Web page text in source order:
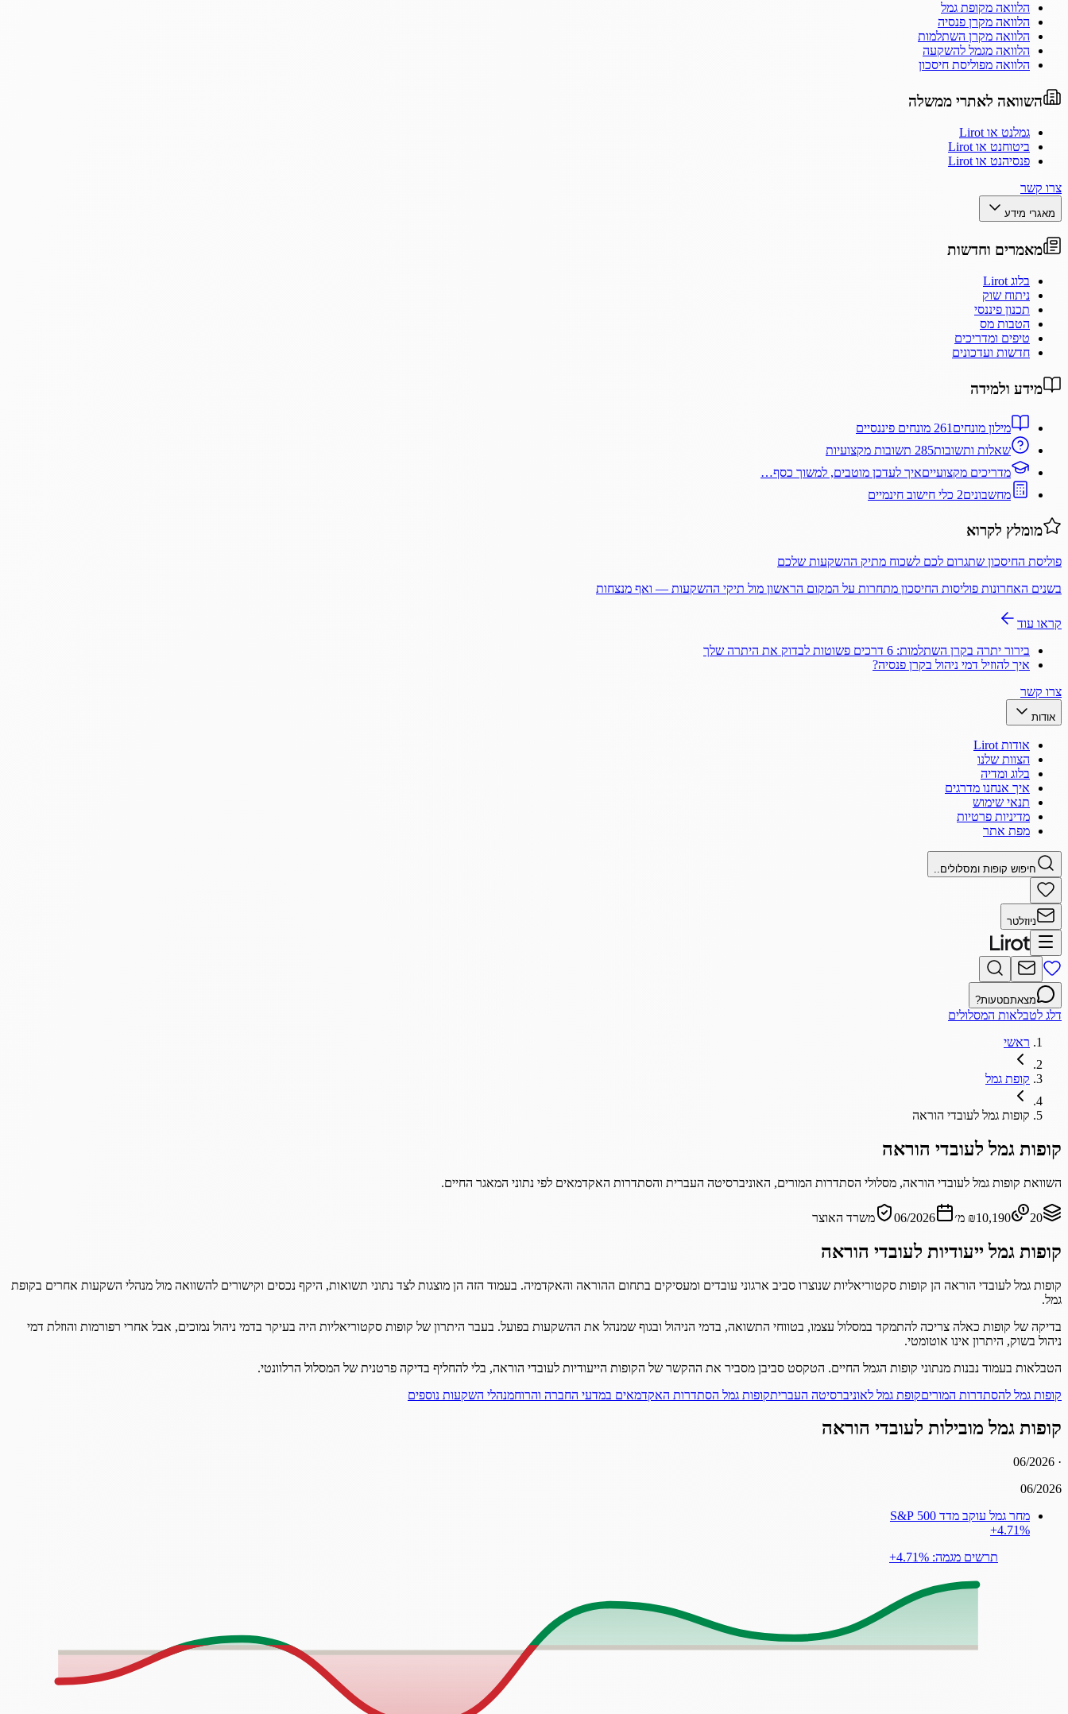
הלוואה מקופת גמל
הלוואה מקרן פנסיה
הלוואה מקרן השתלמות
הלוואה מגמל להשקעה
הלוואה מפוליסת חיסכון
השוואה לאתרי ממשלה
גמלנט או Lirot
ביטוחנט או Lirot
פנסיהנט או Lirot
צרו קשר
מאגרי מידע
מאמרים וחדשות
בלוג Lirot
ניתוח שוק
תכנון פיננסי
הטבות מס
טיפים ומדריכים
חדשות ועדכונים
מידע ולמידה
מילון מונחים 261 מונחים פיננסיים
שאלות ותשובות285 תשובות מקצועיות
מדריכים מקצועייםאיך לעדכן מוטבים, למשוך כסף…
מחשבונים2 כלי חישוב חינמיים
מומלץ לקרוא
פוליסת החיסכון שתגרום לכם לשכוח מתיק ההשקעות שלכם
בשנים האחרונות פוליסות החיסכון מתחרות על המקום הראשון מול תיקי ההשקעות — ואף מנצחות
קראו עוד
בירור יתרה בקרן השתלמות: 6 דרכים פשוטות לבדוק את היתרה שלך
איך להוזיל דמי ניהול בקרן פנסיה?
צרו קשר
אודות
אודות Lirot
הצוות שלנו
בלוג ומדיה
איך אנחנו מדרגים
תנאי שימוש
מדיניות פרטיות
מפת אתר
חיפוש קופות ומסלולים..
ניוזלטר
מצאתםטעות?
דלג לטבלאות המסלולים
ראשי
קופת גמל
קופות גמל לעובדי הוראה
קופות גמל לעובדי הוראה
השוואת קופות גמל לעובדי הוראה, מסלולי הסתדרות המורים, האוניברסיטה העברית והסתדרות האקדמאים לפי נתוני המאגר החיים.
20
₪10,190 מ׳ 06/2026 משרד האוצר
קופות גמל ייעודיות לעובדי הוראה
קופות גמל לעובדי הוראה הן קופות סקטוריאליות שנוצרו סביב ארגוני עובדים ומעסיקים בתחום ההוראה והאקדמיה. בעמוד הזה הן מוצגות לצד נתוני תשואות, היקף נכסים וקישורים להשוואה מול מנהלי השקעות אחרים בקופת
גמל.
בדיקה של קופות כאלה צריכה להתמקד במסלול עצמו, בטווחי התשואה, בדמי הניהול ובגוף שמנהל את ההשקעות בפועל. בעבר היתרון של קופות סקטוריאליות היה בעיקר בדמי ניהול נמוכים, אבל אחרי רפורמות והוזלת דמי
ניהול בשוק, היתרון אינו אוטומטי.
הטבלאות בעמוד נבנות מנתוני קופות הגמל החיים. הטקסט סביבן מסביר את ההקשר של הקופות הייעודיות לעובדי הוראה, בלי להחליף בדיקה פרטנית של המסלול הרלוונטי.
קופות גמל להסתדרות המוריםקופת גמל לאוניברסיטה העבריתקופות גמל הסתדרות האקדמאים במדעי החברה והרוחמנהלי השקעות נוספים
קופות גמל מובילות לעובדי הוראה
·
06/2026
06/2026
מחר גמל עוקב מדד 500 S&P
‎+4.71%
תרשים מגמה: ‎+4.71%